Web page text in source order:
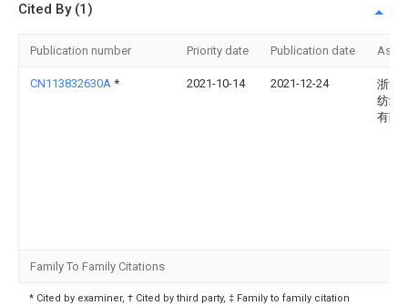
Cited By (1)
Publication number Priority date Publication date
CN113832630A * 2021-10-14 2021-12-24
浙江
纺织
有限
Family To Family Citations
* Cited by examiner, † Cited by third party, ‡ Family to family citation